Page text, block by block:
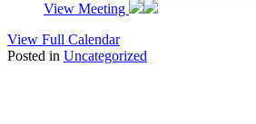
View Meeting
View Full Calendar
Posted in Uncategorized